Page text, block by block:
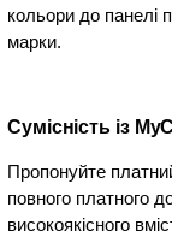
кольори до панелі
марки.
Сумісність із
Пропонуйте
повного платного
високоякісного